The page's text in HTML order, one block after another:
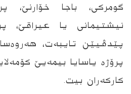
گومركى، باجا خۆارنێ،
نیشتیمانى یا عیراقێ،
پێدڤیێن تایبه‌ت،
پرۆژه‌ یاسایا بیمه‌یێ
كاركه‌ران بیت.